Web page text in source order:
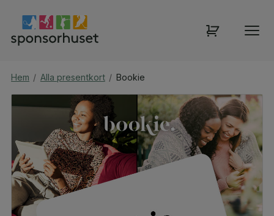
Hem / Alla presentkort / Bookie